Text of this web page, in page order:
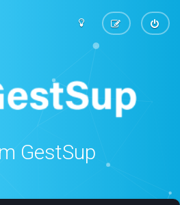
GestSup